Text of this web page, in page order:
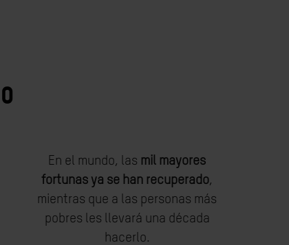
En el mundo, las mil mayores
fortunas ya se han recuperado,
mientras que a las personas más
pobres les llevará una década
hacerlo.